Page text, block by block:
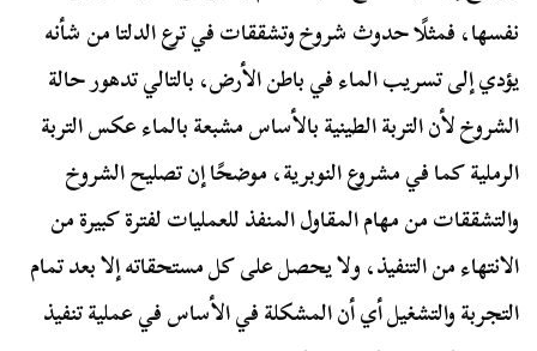
نفسها، فمثلًا حدوث شروخ وتشققات في ترع الدلتا من شأنه
يؤدي إلى تسريب الماء في باطن الأرض، بالتالي تدهور حالة
الشروخ لأن التربة الطينية بالأساس مشبعة بالماء عكس التربة
الرملية كما في مشروع النوبرية، موضحًا إن تصليح الشروخ
والتشققات من مهام المقاول المنفذ للعمليات لفترة كبيرة من
الانتهاء من التنفيذ، ولا يحصل على كل مستحقاته إلا بعد تمام
التجربة والتشغيل أي أن المشكلة في الأساس في عملية تنفيذ